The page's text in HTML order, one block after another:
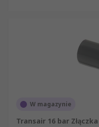
W magazynie
Transair 16 bar Złączka